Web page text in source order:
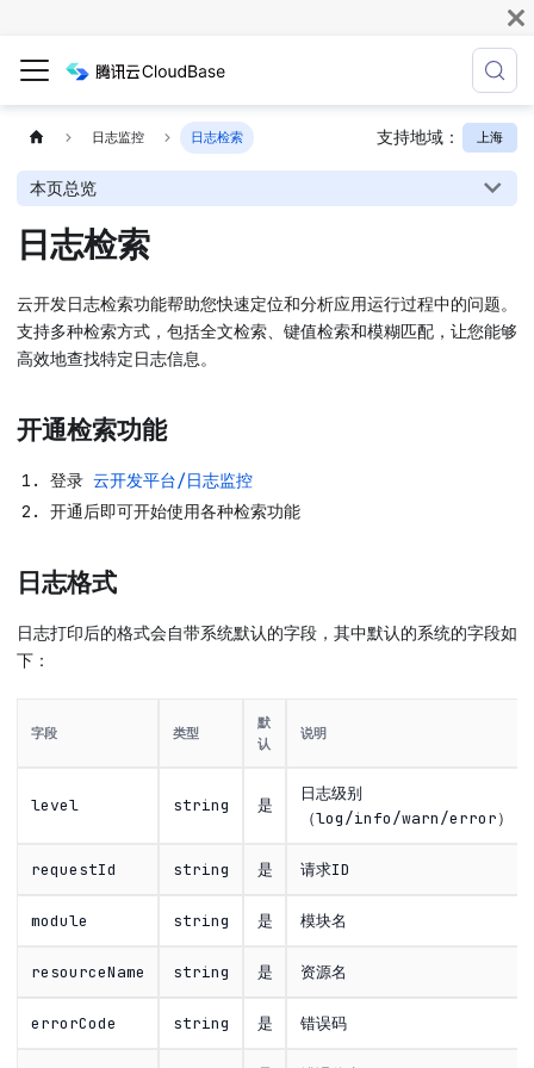
日志监控 日志检索 支持地域： 上海
本页总览
日志检索
云开发日志检索功能帮助您快速定位和分析应用运行过程中的问题。
支持多种检索方式，包括全文检索、键值检索和模糊匹配，让您能够
高效地查找特定日志信息。
开通检索功能
登录 云开发平台/日志监控
开通后即可开始使用各种检索功能
日志格式
日志打印后的格式会自带系统默认的字段，其中默认的系统的字段如
下：
字段 类型
默
认
说明
level string 是
日志级别
（log/info/warn/error）
requestId string 是 请求ID
module string 是 模块名
resourceName string 是 资源名
errorCode string 是 错误码